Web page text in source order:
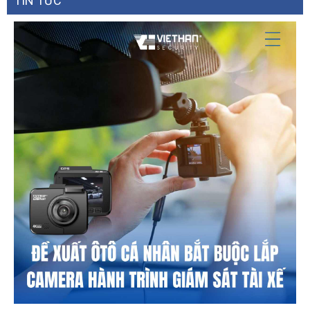
Image Tampering
Prevention
available for videos
and pictures
Positioning Function
GPS/BeiDou
Time Synchronization
NTP/GPS/BeiDou
Authorized username and password,
MAC address
binding and network access control
Auto Registration
Yes
Alarm Output
2, AO1 relay output and AO2
optocoupler output, can
be configured as alarm output or
wiper output as needed
Audio In
1, 3.5mm (0.14'') jack
Audio Out
1, 3.5mm (0.14'') jack
Power Output
12V DC±10% voltage output, ≤1.5A
current output
General
Power Supply
100V AC–240V AC (50Hz/60Hz)
Power Consumption
≤20W